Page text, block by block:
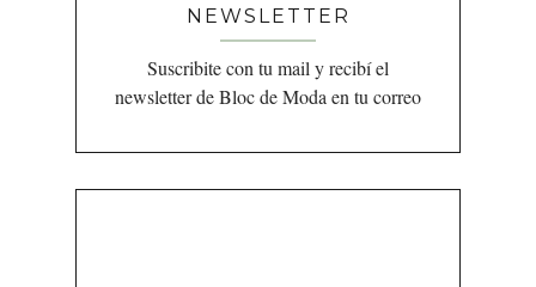
NEWSLETTER
Suscribite con tu mail y recibí el
newsletter de Bloc de Moda en tu correo